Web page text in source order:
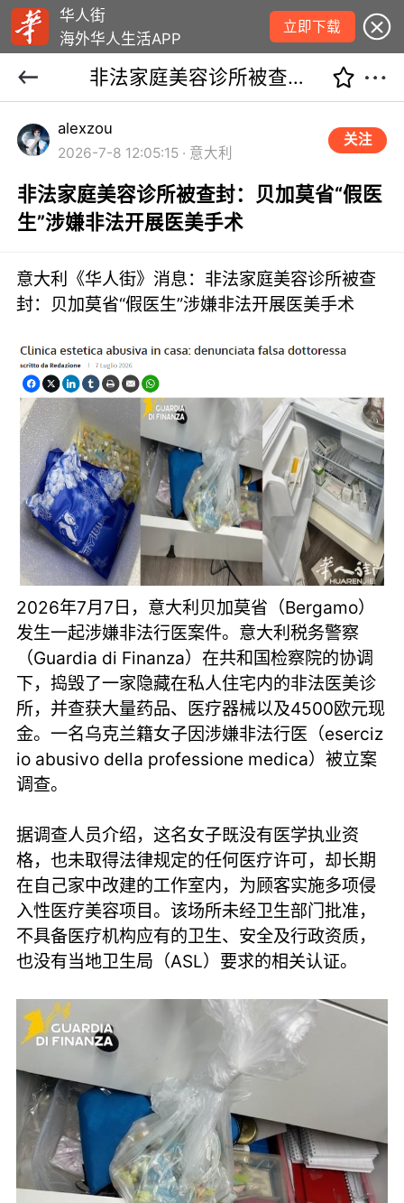
华人街
海外华人生活APP
立即下载
非法家庭美容诊所被查封：贝加莫省“假医生”涉嫌非法开展医美手术
alexzou
2026-7-8 12:05:15 · 意大利
关注
非法家庭美容诊所被查封：贝加莫省“假医
生”涉嫌非法开展医美手术
意大利《华人街》消息：非法家庭美容诊所被查
封：贝加莫省“假医生”涉嫌非法开展医美手术
2026年7月7日，意大利贝加莫省（Bergamo）
发生一起涉嫌非法行医案件。意大利税务警察
（Guardia di Finanza）在共和国检察院的协调
下，捣毁了一家隐藏在私人住宅内的非法医美诊
所，并查获大量药品、医疗器械以及4500欧元现
金。一名乌克兰籍女子因涉嫌非法行医（eserciz
io abusivo della professione medica）被立案
调查。
据调查人员介绍，这名女子既没有医学执业资
格，也未取得法律规定的任何医疗许可，却长期
在自己家中改建的工作室内，为顾客实施多项侵
入性医疗美容项目。该场所未经卫生部门批准，
不具备医疗机构应有的卫生、安全及行政资质，
也没有当地卫生局（ASL）要求的相关认证。